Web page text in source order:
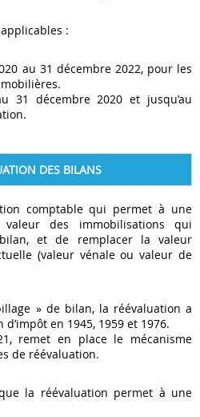
:
au 31 décembre 2022, pour les
31 décembre 2020 et jusqu’au
DES BILANS
comptable qui permet à une
valeur des immobilisations qui
et de remplacer la valeur
(valeur vénale ou valeur de
» de bilan, la réévaluation a
en 1945, 1959 et 1976.
remet en place le mécanisme
de réévaluation.
la réévaluation permet à une